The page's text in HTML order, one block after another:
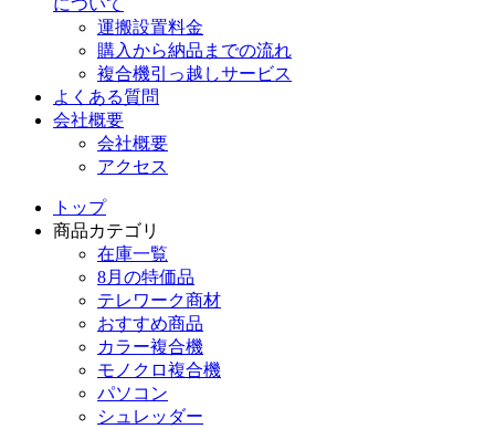
について
運搬設置料金
購入から納品までの流れ
複合機引っ越しサービス
よくある質問
会社概要
会社概要
アクセス
トップ
商品カテゴリ
在庫一覧
8月の特価品
テレワーク商材
おすすめ商品
カラー複合機
モノクロ複合機
パソコン
シュレッダー